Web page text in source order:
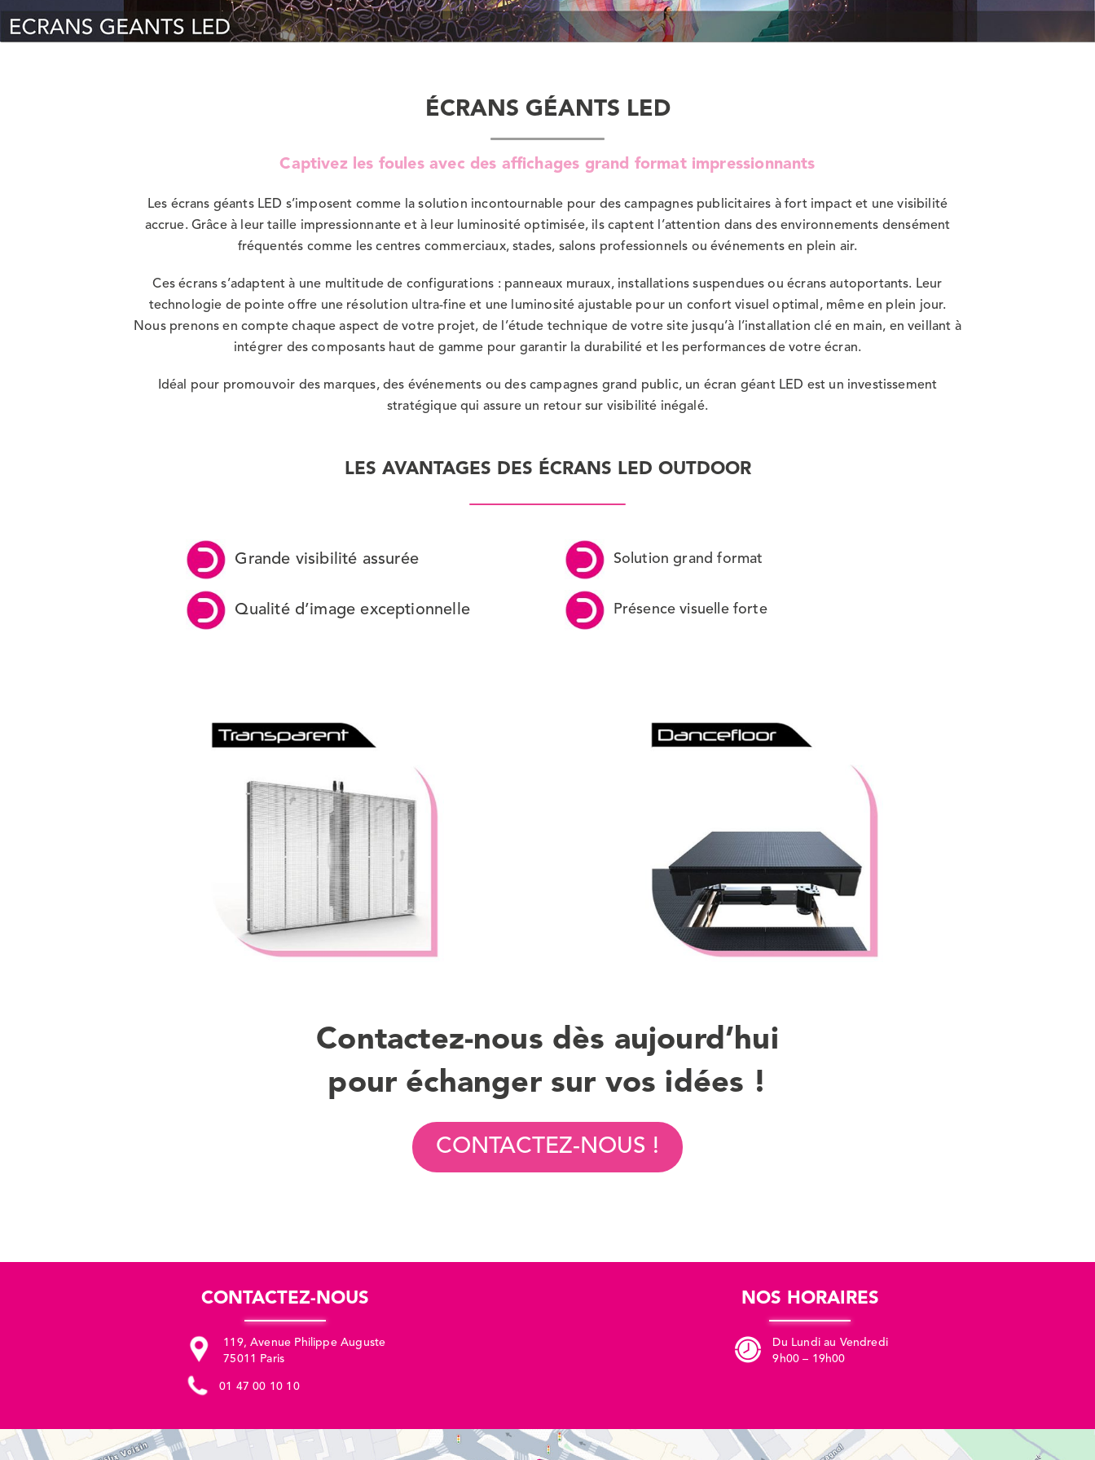
ÉCRANS GÉANTS LED
Captivez les foules avec des affichages grand format impressionnants
Les écrans géants LED s’imposent comme la solution incontournable pour des campagnes publicitaires à fort impact et une visibilité
accrue. Grâce à leur taille impressionnante et à leur luminosité optimisée, ils captent l’attention dans des environnements densément
fréquentés comme les centres commerciaux, stades, salons professionnels ou événements en plein air.
Ces écrans s’adaptent à une multitude de configurations : panneaux muraux, installations suspendues ou écrans autoportants. Leur
technologie de pointe offre une résolution ultra-fine et une luminosité ajustable pour un confort visuel optimal, même en plein jour.
Nous prenons en compte chaque aspect de votre projet, de l’étude technique de votre site jusqu’à l’installation clé en main, en veillant à
intégrer des composants haut de gamme pour garantir la durabilité et les performances de votre écran.
Idéal pour promouvoir des marques, des événements ou des campagnes grand public, un écran géant LED est un investissement
stratégique qui assure un retour sur visibilité inégalé.
LES AVANTAGES DES ÉCRANS LED OUTDOOR
Grande visibilité assurée
Qualité d’image exceptionnelle
Solution grand format
Présence visuelle forte
Contactez-nous dès aujourd’hui
pour échanger sur vos idées !
CONTACTEZ-NOUS !
CONTACTEZ-NOUS
119, Avenue Philippe Auguste
75011 Paris
01 47 00 10 10
NOS HORAIRES
Du Lundi au Vendredi
9h00 – 19h00